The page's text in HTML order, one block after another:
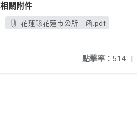
相關附件
花蓮縣花蓮市公所 函.pdf
點擊率： 514 |